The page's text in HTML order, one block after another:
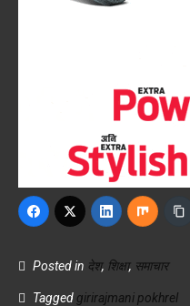
Posted in देश, शिक्षा, समाचार
Tagged girirajmani pokhrel